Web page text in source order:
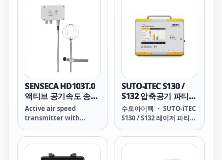
SENSECA HD103T.0
액티브 공기속도 송신
기
Active air speed
transmitter with
SUTO-ITEC S130 /
S132 압축공기 파티클
카운터
수토아이텍 ・ SUTO-iTEC
S130 / S132 레이저 파티클
PARTICLE COUNTER
Easy connection to